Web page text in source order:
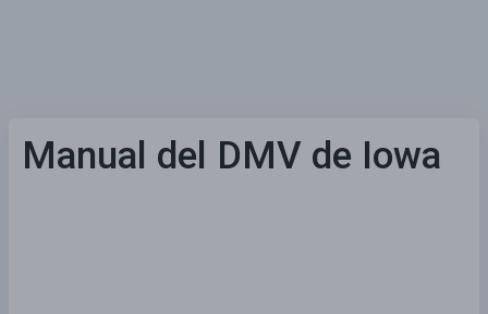
Manual del DMV de Iowa